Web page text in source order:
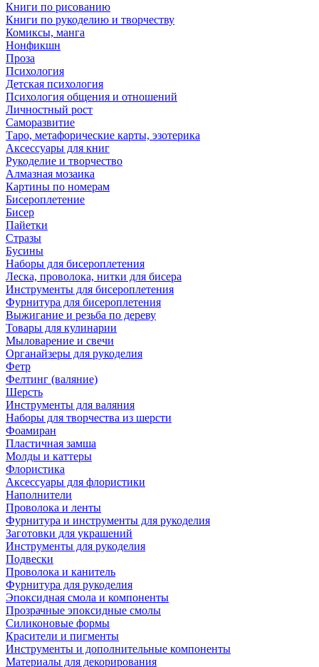
Книги по рисованию
Книги по рукоделию и творчеству
Комиксы, манга
Нонфикшн
Проза
Психология
Детская психология
Психология общения и отношений
Личностный рост
Саморазвитие
Таро, метафорические карты, эзотерика
Аксессуары для книг
Рукоделие и творчество
Алмазная мозаика
Картины по номерам
Бисероплетение
Бисер
Пайетки
Стразы
Бусины
Наборы для бисероплетения
Леска, проволока, нитки для бисера
Инструменты для бисероплетения
Фурнитура для бисероплетения
Выжигание и резьба по дереву
Товары для кулинарии
Мыловарение и свечи
Органайзеры для рукоделия
Фетр
Фелтинг (валяние)
Шерсть
Инструменты для валяния
Наборы для творчества из шерсти
Фоамиран
Пластичная замша
Молды и каттеры
Флористика
Аксессуары для флористики
Наполнители
Проволока и ленты
Фурнитура и инструменты для рукоделия
Заготовки для украшений
Инструменты для рукоделия
Подвески
Проволока и канитель
Фурнитура для рукоделия
Эпоксидная смола и компоненты
Прозрачные эпоксидные смолы
Силиконовые формы
Красители и пигменты
Инструменты и дополнительные компоненты
Материалы для декорирования